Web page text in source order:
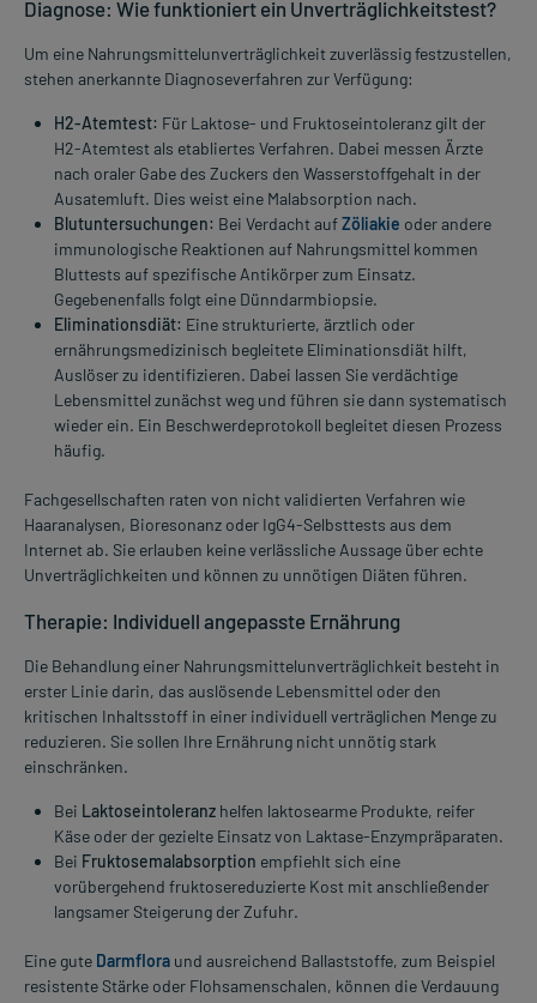
Diagnose: Wie funktioniert ein Unverträglichkeitstest?
Um eine Nahrungsmittelunverträglichkeit zuverlässig festzustellen,
stehen anerkannte Diagnoseverfahren zur Verfügung:
H2-Atemtest: Für Laktose- und Fruktoseintoleranz gilt der
H2-Atemtest als etabliertes Verfahren. Dabei messen Ärzte
nach oraler Gabe des Zuckers den Wasserstoffgehalt in der
Ausatemluft. Dies weist eine Malabsorption nach.
Blutuntersuchungen: Bei Verdacht aufZöliakie oder andere
immunologische Reaktionen auf Nahrungsmittel kommen
Bluttests auf spezifische Antikörper zum Einsatz.
Gegebenenfalls folgt eine Dünndarmbiopsie.
Eliminationsdiät: Eine strukturierte, ärztlich oder
ernährungsmedizinisch begleitete Eliminationsdiät hilft,
Auslöser zu identifizieren. Dabei lassen Sie verdächtige
Lebensmittel zunächst weg und führen sie dann systematisch
wieder ein. Ein Beschwerdeprotokoll begleitet diesen Prozess
häufig.
Fachgesellschaften raten von nicht validierten Verfahren wie
Haaranalysen, Bioresonanz oder IgG4-Selbsttests aus dem
Internet ab. Sie erlauben keine verlässliche Aussage über echte
Unverträglichkeiten und können zu unnötigen Diäten führen.
Therapie: Individuell angepasste Ernährung
Die Behandlung einer Nahrungsmittelunverträglichkeit besteht in
erster Linie darin, das auslösende Lebensmittel oder den
kritischen Inhaltsstoff in einer individuell verträglichen Menge zu
reduzieren. Sie sollen Ihre Ernährung nicht unnötig stark
einschränken.
Bei Laktoseintoleranz helfen laktosearme Produkte, reifer
Käse oder der gezielte Einsatz von Laktase-Enzympräparaten.
Bei Fruktosemalabsorption empfiehlt sich eine
vorübergehend fruktosereduzierte Kost mit anschließender
langsamer Steigerung der Zufuhr.
Eine gute Darmflora und ausreichend Ballaststoffe, zum Beispiel
resistente Stärke oder Flohsamenschalen, können die Verdauung